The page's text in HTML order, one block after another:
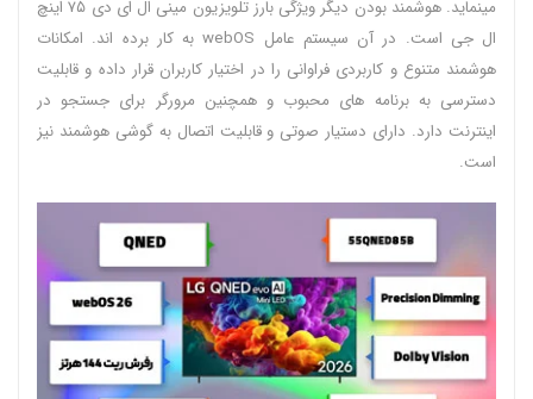
مینماید. هوشمند بودن دیگر ویژگی بارز تلویزیون مینی ال ای دی ۷۵ اینچ
ال جی است. در آن سیستم عامل webOS به کار برده اند. امکانات
هوشمند متنوع و کاربردی فراوانی را در اختیار کاربران قرار داده و قابلیت
دسترسی به برنامه های محبوب و همچنین مرورگر برای جستجو در
اینترنت دارد. دارای دستیار صوتی و قابلیت اتصال به گوشی هوشمند نیز
است.